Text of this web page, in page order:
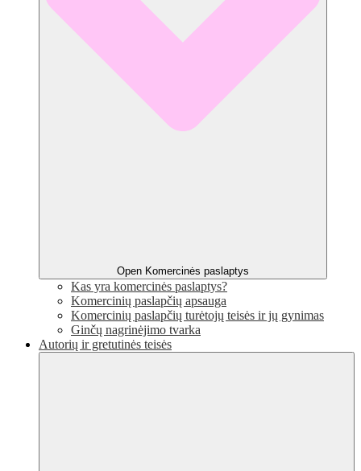
Open Komercinės paslaptys
Kas yra komercinės paslaptys?
Komercinių paslapčių apsauga
Komercinių paslapčių turėtojų teisės ir jų gynimas
Ginčų nagrinėjimo tvarka
Autorių ir gretutinės teisės